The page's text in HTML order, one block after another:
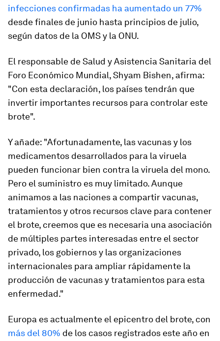
infecciones confirmadas ha aumentado un 77%
desde finales de junio hasta principios de julio,
según datos de la OMS y la ONU.
El responsable de Salud y Asistencia Sanitaria del
Foro Económico Mundial, Shyam Bishen, afirma:
"Con esta declaración, los países tendrán que
invertir importantes recursos para controlar este
brote".
Y añade: "Afortunadamente, las vacunas y los
medicamentos desarrollados para la viruela
pueden funcionar bien contra la viruela del mono.
Pero el suministro es muy limitado. Aunque
animamos a las naciones a compartir vacunas,
tratamientos y otros recursos clave para contener
el brote, creemos que es necesaria una asociación
de múltiples partes interesadas entre el sector
privado, los gobiernos y las organizaciones
internacionales para ampliar rápidamente la
producción de vacunas y tratamientos para esta
enfermedad."
Europa es actualmente el epicentro del brote, con
más del 80% de los casos registrados este año en